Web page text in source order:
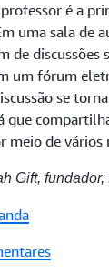
é a
uma sala de
de discussões
um fórum
se
que
meio de vários
Gift,